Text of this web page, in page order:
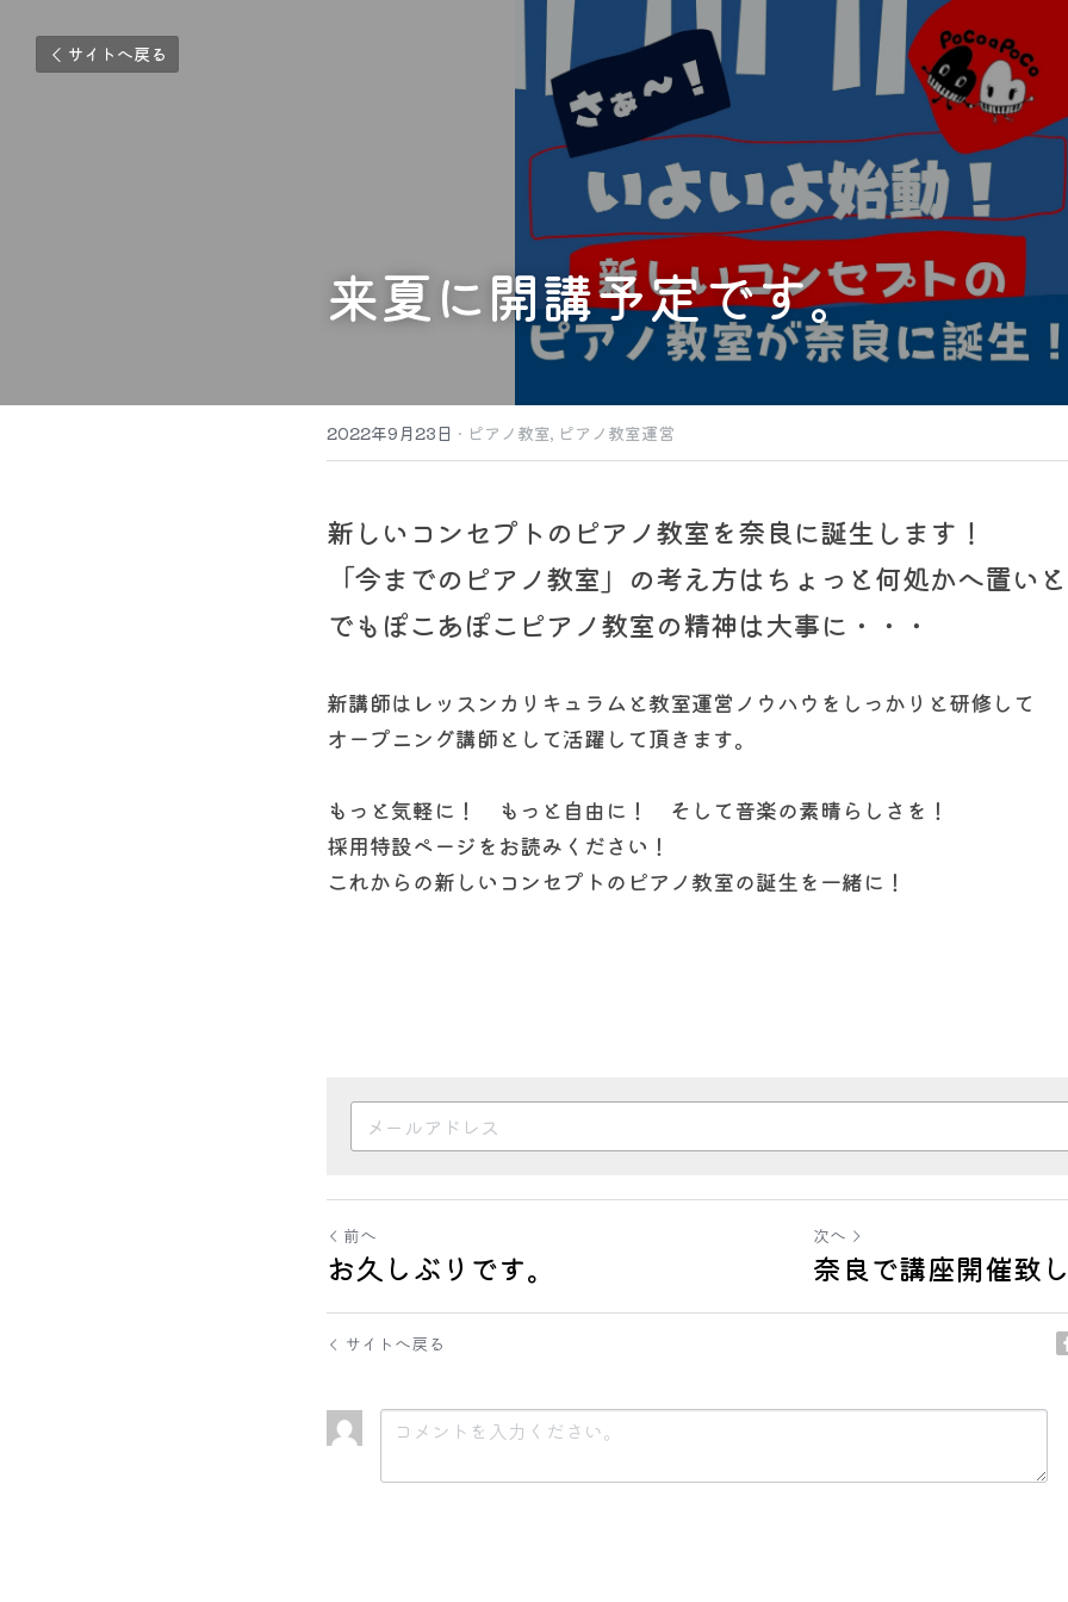
サイトへ戻る
来夏に開講予定です。
2022年9月23日 · ピアノ教室, ピアノ教室運営
新しいコンセプトのピアノ教室を奈良に誕生します！
「今までのピアノ教室」の考え方はちょっと何処かへ置い
でもぽこあぽこピアノ教室の精神は大事に・・・
新講師はレッスンカリキュラムと教室運営ノウハウをしっかりと研修して
オープニング講師として活躍して頂きます。
もっと気軽に！　もっと自由に！　そして音楽の素晴らしさを！
採用特設ページをお読みください！
これからの新しいコンセプトのピアノ教室の誕生を一緒に！
前へ
お久しぶりです。
次へ
奈良で講座開催致
サイトへ戻る